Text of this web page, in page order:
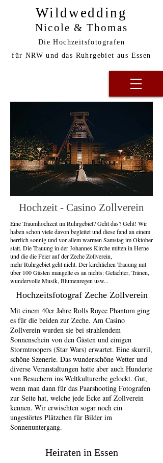
Wildwedding
Nicole & Thomas
Die Hochzeitsfotografen
für NRW und das Ruhrgebiet aus Essen
Hochzeit - Casino Zollverein
Eine Traumhochzeit im Ruhrgebiet? Geht das? Geht! Wir
haben schon viele davon begleitet und diese fand an einem
herrlich sonnig und vor allem warmen Samstag im Oktober
statt. Die Trauung in der Johannes Kirche mitten in Herne
und die die Feier auf der Zeche Zollverein,
mehr Ruhrgebiet geht nicht. Der kirchlichen Trauung mit
über 100 Gästen mangelte es an nichts: Gelächter, Tränen,
wundervolle Musik, Blumenregen usw...
Hochzeitsfotograf Zeche Zollverein
Mit einem 40er Jahre Rolls Royce Phantom ging
es für die beiden zur Zeche. Am Casino
Zollverein wurden sie bei strahlendem
Sonnenschein von den Gästen und einigen
Stormtroopers (Star Wars) erwartet. Eine skurril,
schöne Szenerie. Das wunderschöne Wetter und
diverse Veranstaltungen hatte aber auch Hunderte
von Besuchern ins Weltkulturerbe gelockt. Gut,
wenn man dann für das Paarshooting Fotografen
zur Seite hat, welche jede Ecke auf Zollverein
kennen. Wir erwischten sogar noch ein
ungestörtes Plätzchen für Bilder im
Sonnenuntergang.
Heiraten in Essen